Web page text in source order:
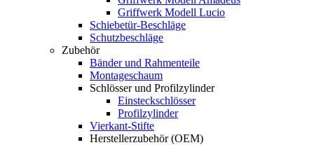
Griffwerk Modell Lucio
Schiebetür-Beschläge
Schutzbeschläge
Zubehör
Bänder und Rahmenteile
Montageschaum
Schlösser und Profilzylinder
Einsteckschlösser
Profilzylinder
Vierkant-Stifte
Herstellerzubehör (OEM)